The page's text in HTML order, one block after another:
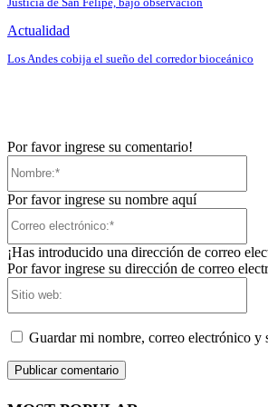
Actualidad
Los Andes cobija el sueño del corredor bioceánico
Por favor ingrese su comentario!
Por favor ingrese su nombre aquí
¡Has introducido una dirección de correo
Por favor ingrese su dirección de correo
Guardar mi nombre, correo electrónico y